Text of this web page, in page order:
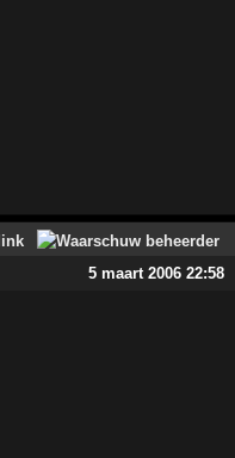
5 maart 2006 22:58